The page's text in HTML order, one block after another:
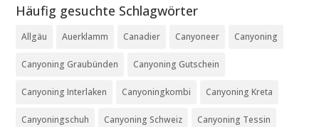
Häufig gesuchte Schlagwörter
Allgäu Auerklamm Canadier Canyoneer Canyoning
Canyoning Graubünden Canyoning Gutschein
Canyoning Interlaken Canyoningkombi Canyoning Kreta
Canyoningschuh Canyoning Schweiz Canyoning Tessin